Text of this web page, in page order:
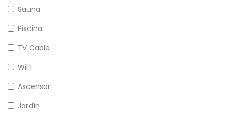
Sauna
Piscina
TV Cable
WiFi
Ascensor
Jardín